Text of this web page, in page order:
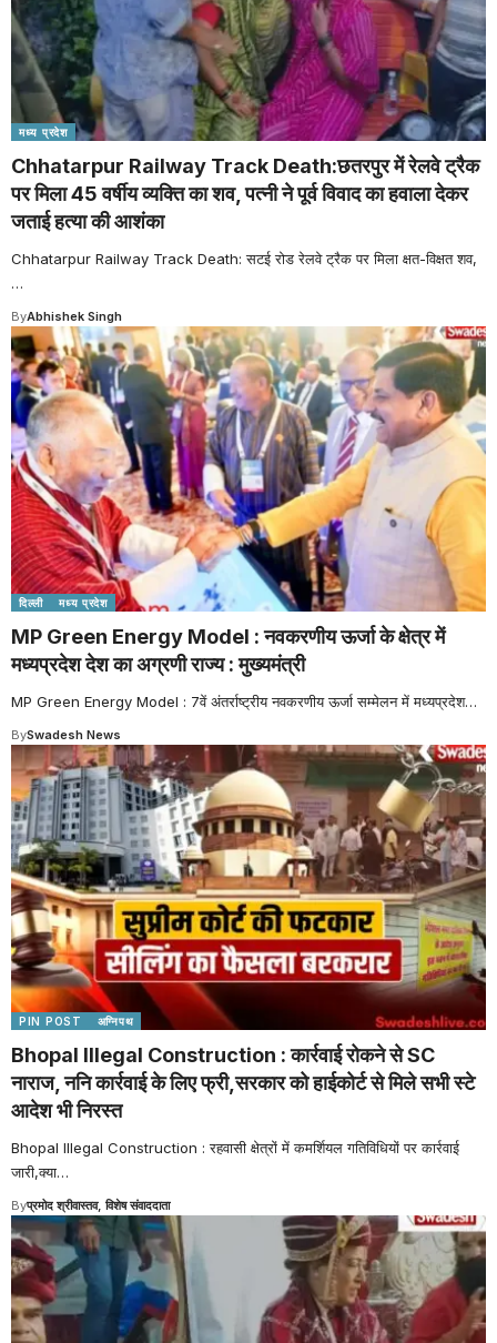
मध्य प्रदेश
Chhatarpur Railway Track Death:छतरपुर में रेलवे ट्रैक
पर मिला 45 वर्षीय व्यक्ति का शव, पत्नी ने पूर्व विवाद का हवाला देकर
जताई हत्या की आशंका
Chhatarpur Railway Track Death: सटई रोड रेलवे ट्रैक पर मिला क्षत-विक्षत शव,
…
ByAbhishek Singh
दिल्ली मध्य प्रदेश
MP Green Energy Model : नवकरणीय ऊर्जा के क्षेत्र में
मध्यप्रदेश देश का अग्रणी राज्य : मुख्यमंत्री
MP Green Energy Model : 7वें अंतर्राष्ट्रीय नवकरणीय ऊर्जा सम्मेलन में मध्यप्रदेश…
BySwadesh News
PIN POST अग्निपथ
Bhopal Illegal Construction : कार्रवाई रोकने से SC
नाराज, ननि कार्रवाई के लिए फ्री,सरकार को हाईकोर्ट से मिले सभी स्टे
आदेश भी निरस्त
Bhopal Illegal Construction : रहवासी क्षेत्रों में कमर्शियल गतिविधियों पर कार्रवाई
जारी,क्या…
Byप्रमोद श्रीवास्तव, विशेष संवाददाता